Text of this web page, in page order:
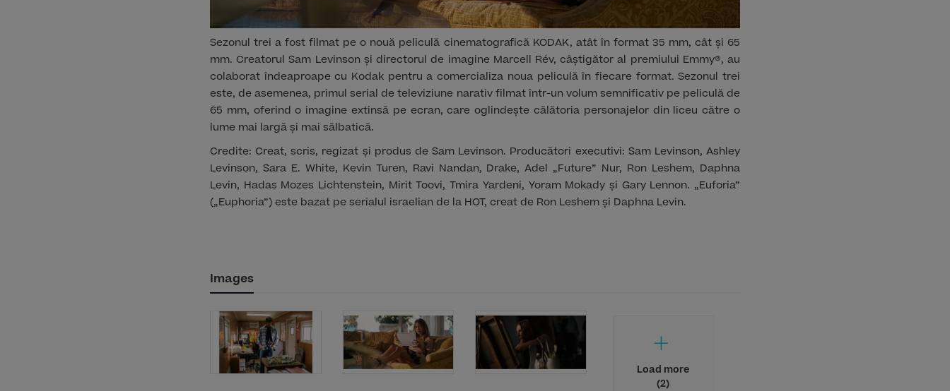
Sezonul trei a fost filmat pe o nouă peliculă cinematografică KODAK, atât în format 35 mm, cât și 65
mm. Creatorul Sam Levinson și directorul de imagine Marcell Rév, câștigător al premiului Emmy®, au
colaborat îndeaproape cu Kodak pentru a comercializa noua peliculă în fiecare format. Sezonul trei
este, de asemenea, primul serial de televiziune narativ filmat într-un volum semnificativ pe peliculă de
65 mm, oferind o imagine extinsă pe ecran, care oglindește călătoria personajelor din liceu către o
lume mai largă și mai sălbatică.
Credite: Creat, scris, regizat și produs de Sam Levinson. Producători executivi: Sam Levinson, Ashley
Levinson, Sara E. White, Kevin Turen, Ravi Nandan, Drake, Adel „Future” Nur, Ron Leshem, Daphna
Levin, Hadas Mozes Lichtenstein, Mirit Toovi, Tmira Yardeni, Yoram Mokady și Gary Lennon. „Euforia”
(„Euphoria”) este bazat pe serialul israelian de la HOT, creat de Ron Leshem și Daphna Levin.
Images
Load more
(2)